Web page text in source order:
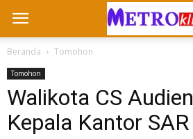
Beranda Tomohon
Tomohon
Walikota CS
Kepala Kantor